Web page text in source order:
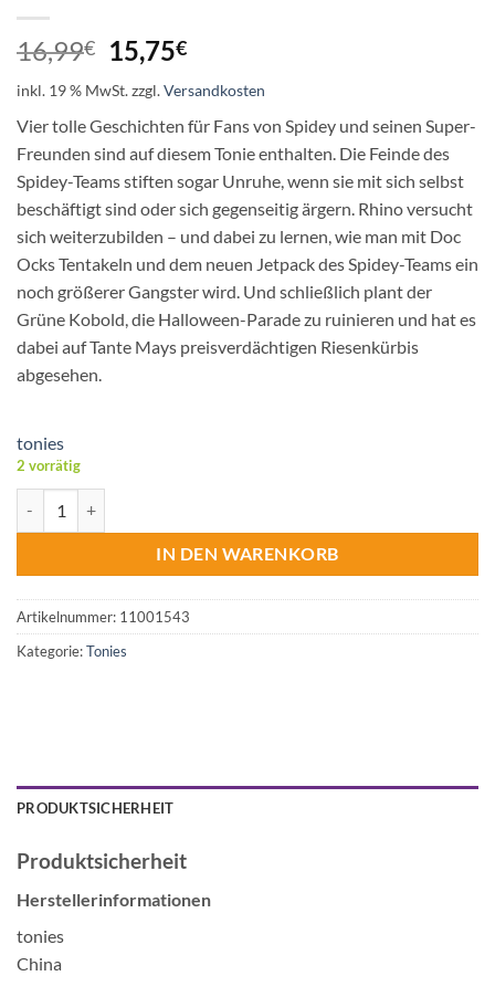
16,99€
Ursprünglicher
Preis
war:
16,99€
15,75€Aktueller
ist:
15,75€.
inkl. 19 % MwSt.zzgl.Versandkosten
Vier tolle Geschichten für Fans von Spidey und seinen Super-
Freunden sind auf diesem Tonie enthalten. Die Feinde des
Spidey-Teams stiften sogar Unruhe, wenn sie mit sich selbst
beschäftigt sind oder sich gegenseitig ärgern. Rhino versucht
sich weiterzubilden – und dabei zu lernen, wie man mit Doc
Ocks Tentakeln und dem neuen Jetpack des Spidey-Teams ein
noch größerer Gangster wird. Und schließlich plant der
Grüne Kobold, die Halloween-Parade zu ruinieren und hat es
dabei auf Tante Mays preisverdächtigen Riesenkürbis
abgesehen.
tonies
2 vorrätig
IN DEN WARENKORB
Artikelnummer: 11001543
Kategorie:Tonies
PRODUKTSICHERHEIT
Produktsicherheit
Herstellerinformationen
tonies
China